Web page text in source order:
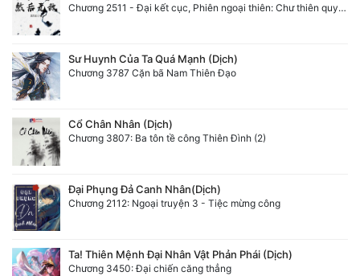
Chương 2511 - Đại kết cục, Phiên ngoại thiên: Chư thiên quy nhất giới, vĩnh hằng thế giới. Hết!
Sư Huynh Của Ta Quá Mạnh (Dịch)
Chương 3787 Cặn bã Nam Thiên Đạo
Cổ Chân Nhân (Dịch)
Chương 3807: Ba tôn tề công Thiên Đình (2)
Đại Phụng Đả Canh Nhân(Dịch)
Chương 2112: Ngoại truyện 3 - Tiệc mừng công
Ta! Thiên Mệnh Đại Nhân Vật Phản Phái (Dịch)
Chương 3450: Đại chiến căng thẳng